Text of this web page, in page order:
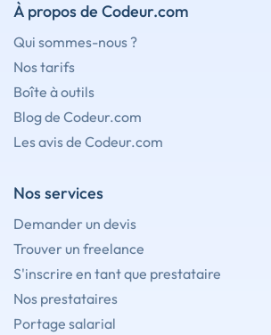
À propos de Codeur.com
Qui sommes-nous ?
Nos tarifs
Boîte à outils
Blog de Codeur.com
Les avis de Codeur.com
Nos services
Demander un devis
Trouver un freelance
S'inscrire en tant que prestataire
Nos prestataires
Portage salarial